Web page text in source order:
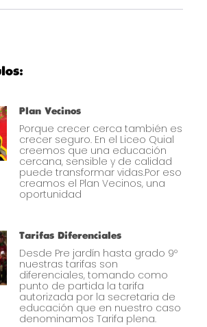
Plan Vecinos
Porque crecer cerca también es
crecer seguro. En el Liceo Quial
creemos que una educación
cercana, sensible y de calidad
puede transformar vidas.Por eso
creamos el Plan Vecinos, una
oportunidad
Tarifas Diferenciales
Desde Pre jardín hasta grado 9º
nuestras tarifas son
diferenciales, tomando como
punto de partida la tarifa
autorizada por la secretaria de
educación que en nuestro caso
denominamos Tarifa plena.